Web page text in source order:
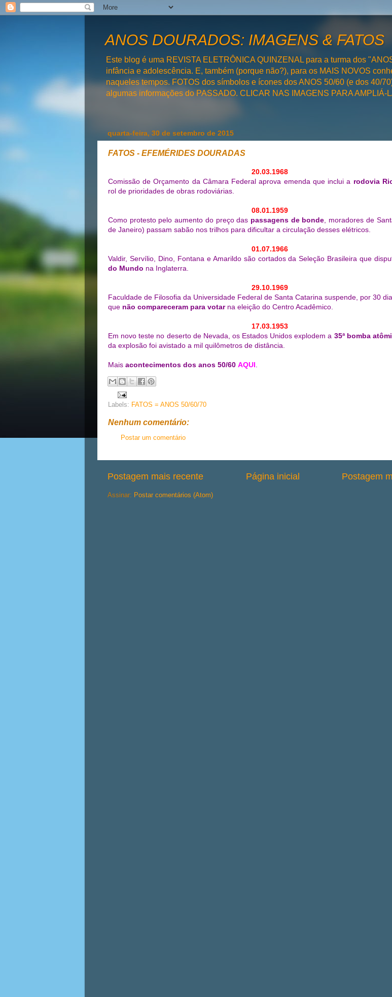
ANOS DOURADOS: IMAGENS & FATOS
Este blog é uma REVISTA ELETRÔNICA QUINZENAL para a turma dos
infância e adolescência. E, também (porque não?), para os MAIS NOVOS
naqueles tempos. FOTOS dos símbolos e ícones dos ANOS 50/60 (e dos 40/
algumas informações do PASSADO. CLICAR NAS IMAGENS PARA AMPLIÁ-
quarta-feira, 30 de setembro de 2015
FATOS - EFEMÉRIDES DOURADAS
20.03.1968
Comissão de Orçamento da Câmara Federal aprova emenda que inclui a rodovia
rol de prioridades de obras rodoviárias.
08.01.1959
Como protesto pelo aumento do preço das passagens de bonde, moradores de
de Janeiro) passam sabão nos trilhos para dificultar a circulação desses elétricos.
01.07.1966
Valdir, Servílio, Dino, Fontana e Amarildo são cortados da Seleção Brasileira que
do Mundo na Inglaterra.
29.10.1969
Faculdade de Filosofia da Universidade Federal de Santa Catarina suspende, por 30
que não compareceram para votarna eleição do Centro Acadêmico.
17.03.1953
Em novo teste no deserto de Nevada, os Estados Unidos explodem a 35ª bomba
da explosão foi avistado a mil quilômetros de distância.
Mais acontecimentos dos anos 50/60 AQUI.
Labels: FATOS = ANOS 50/60/70
Nenhum comentário:
Postar um comentário
Postagem mais recente Postagem
Página inicial
Assinar: Postar comentários (Atom)